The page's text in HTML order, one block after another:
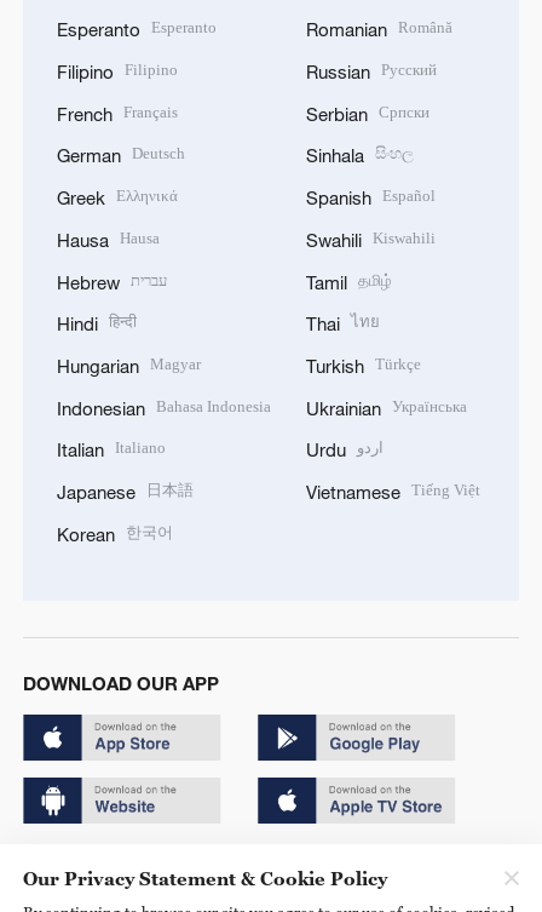
Esperanto Esperanto
Filipino Filipino
French Français
German Deutsch
Greek Ελληνικά
Hausa Hausa
Hebrew עברית
Hindi हिन्दी
Hungarian Magyar
Indonesian Bahasa Indonesia
Italian Italiano
Japanese 日本語
Korean 한국어
Romanian Română
Russian Русский
Serbian Српски
Sinhala සිංහල
Spanish Español
Swahili Kiswahili
Tamil தமிழ்
Thai ไทย
Turkish Türkçe
Ukrainian Українська
Urdu اردو
Vietnamese Tiếng Việt
DOWNLOAD OUR APP
京ICP备20000184号
Our Privacy Statement & Cookie Policy